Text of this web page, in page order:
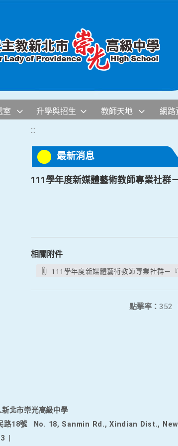
室 升學與招生 教師天地 網路
:::
最新消息
111學年度新媒體藝術教師專業社群
相關附件
111學年度新媒體藝術教師專業社群－
點擊率： 352
北市崇光高級中學
路18號
No. 18, Sanmin Rd., Xindian Dist.,